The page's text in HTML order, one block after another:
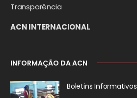
Transparência
ACN INTERNACIONAL
INFORMAÇÃO DA ACN
Boletins Informativos